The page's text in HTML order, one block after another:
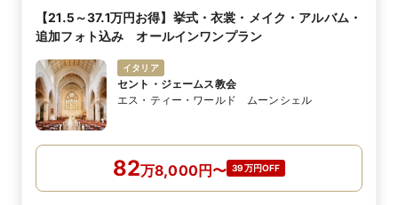
【21.5～37.1万円お得】挙式・衣裳・メイク・アルバム・
追加フォト込み オールインワンプラン
イタリア
セント・ジェームス教会
エス・ティー・ワールド ムーンシェル
82万8,000円〜 39万円OFF